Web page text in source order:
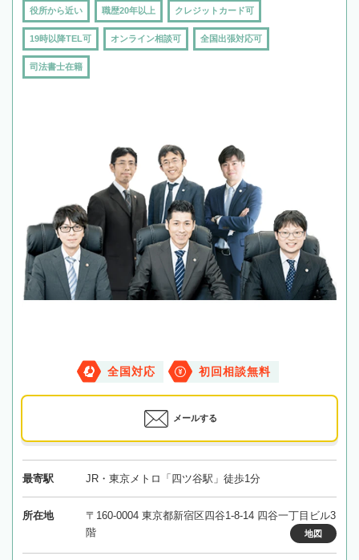
役所から近い 職歴20年以上 クレジットカード可
19時以降TEL可 オンライン相談可 全国出張対応可
司法書士在籍
全国対応 初回相談無料
メールする
最寄駅 JR・東京メトロ「四ツ谷駅」徒歩1分
所在地
〒160-0004 東京都新宿区四谷1-8-14 四谷一丁目ビル3
階
地図